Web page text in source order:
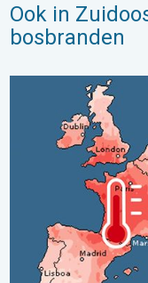
Ook in
bosbranden
Grote